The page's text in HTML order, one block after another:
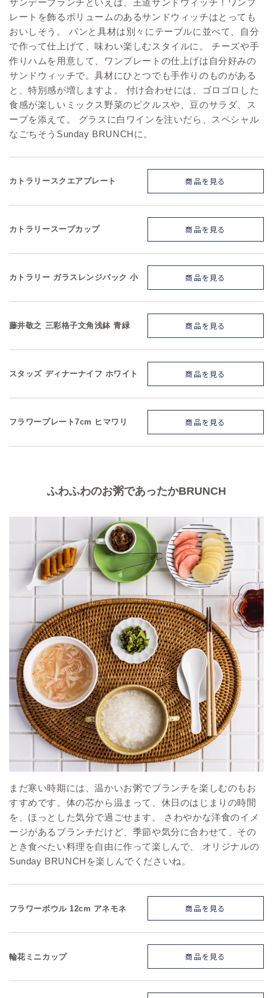
サンデーブランチといえば、王道サンドウィッチ！ワンプ
レートを飾るボリュームのあるサンドウィッチはとっても
おいしそう。 パンと具材は別々にテーブルに並べて、自分
で作って仕上げて、味わい楽しむスタイルに。 チーズや手
作りハムを用意して、ワンプレートの仕上げは自分好みの
サンドウィッチで。具材にひとつでも手作りのものがある
と、特別感が増しますよ。 付け合わせには、ゴロゴロした
食感が楽しいミックス野菜のピクルスや、豆のサラダ、ス
ープを添えて。 グラスに白ワインを注いだら、スペシャル
なごちそうSunday BRUNCHに。
カトラリースクエアプレート 商品を見る
カトラリースープカップ 商品を見る
カトラリー ガラスレンジパック 小 商品を見る
藤井敬之 三彩格子文角浅鉢 青緑 商品を見る
スタッズ ディナーナイフ ホワイト 商品を見る
フラワープレート7cm ヒマワリ 商品を見る
ふわふわのお粥であったかBRUNCH
まだ寒い時期には、温かいお粥でブランチを楽しむのもお
すすめです。体の芯から温まって、休日のはじまりの時間
を、ほっとした気分で過ごせます。 さわやかな洋食のイメ
ージがあるブランチだけど、季節や気分に合わせて、その
とき食べたい料理を自由に作って楽しんで、 オリジナルの
Sunday BRUNCHを楽しんでくださいね。
フラワーボウル 12cm アネモネ 商品を見る
輪花ミニカップ 商品を見る